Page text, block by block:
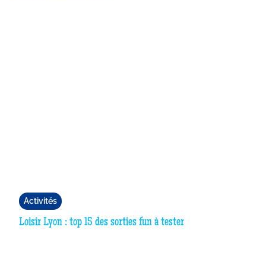
Activités
Loisir Lyon : top 15 des sorties fun à tester